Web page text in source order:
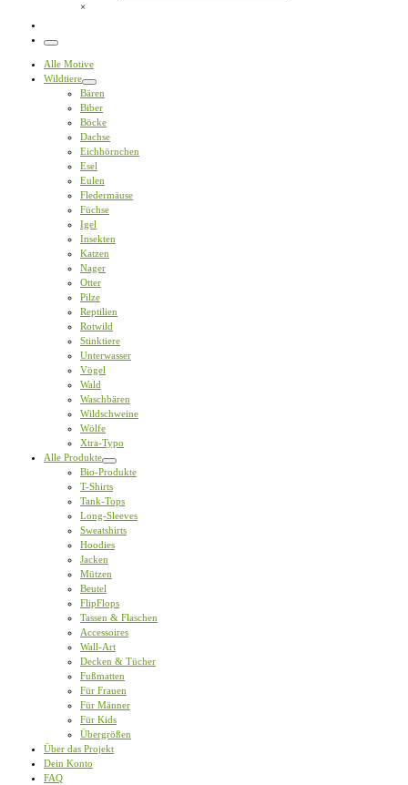
×
Menü
Alle Motive
Wildtiere
Bären
Biber
Böcke
Dachse
Eichhörnchen
Esel
Eulen
Fledermäuse
Füchse
Igel
Insekten
Katzen
Nager
Otter
Pilze
Reptilien
Rotwild
Stinktiere
Unterwasser
Vögel
Wald
Waschbären
Wildschweine
Wölfe
Xtra-Typo
Alle Produkte
Bio-Produkte
T-Shirts
Tank-Tops
Long-Sleeves
Sweatshirts
Hoodies
Jacken
Mützen
Beutel
FlipFlops
Tassen & Flaschen
Accessoires
Wall-Art
Decken & Tücher
Fußmatten
Für Frauen
Für Männer
Für Kids
Übergrößen
Über das Projekt
Dein Konto
FAQ